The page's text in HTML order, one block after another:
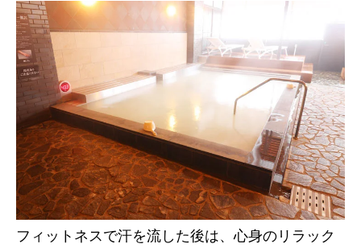
フィットネスで汗を流した後は、心身のリラック